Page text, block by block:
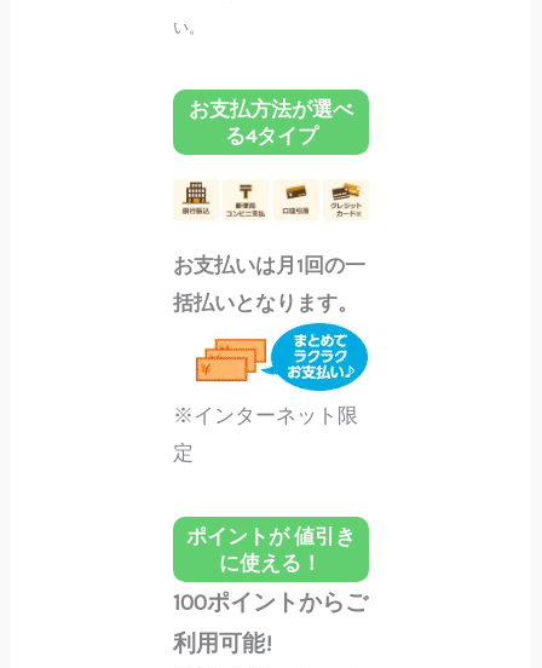
い。
お支払方法が選べ
る4タイプ
お支払いは月1回の一
括払いとなります。
※インターネット限
定
ポイントが 値引き
に使える！
100ポイントからご
利用可能!